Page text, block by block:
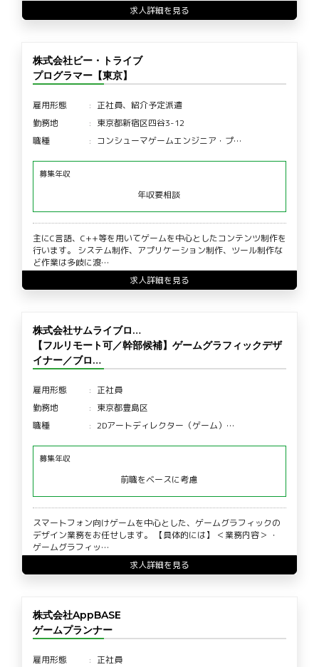
求人詳細を見る
株式会社ビー・トライブ
プログラマー【東京】
雇用形態
正社員、紹介予定派遣
勤務地
東京都新宿区四谷3-12
職種
コンシューマゲームエンジニア・プ…
募集年収
年収要相談
主にC言語、C++等を用いてゲームを中心としたコンテンツ制作を
行います。 システム制作、アプリケーション制作、ツール制作な
ど作業は多岐に渡…
求人詳細を見る
株式会社サムライブロ…
【フルリモート可／幹部候補】ゲームグラフィックデザ
イナー／ブロ…
雇用形態
正社員
勤務地
東京都豊島区
職種
2Dアートディレクター（ゲーム）…
募集年収
前職をベースに考慮
スマートフォン向けゲームを中心とした、ゲームグラフィックの
デザイン業務をお任せします。 【具体的には】 ＜業務内容＞ ・
ゲームグラフィッ…
求人詳細を見る
株式会社AppBASE
ゲームプランナー
雇用形態
正社員